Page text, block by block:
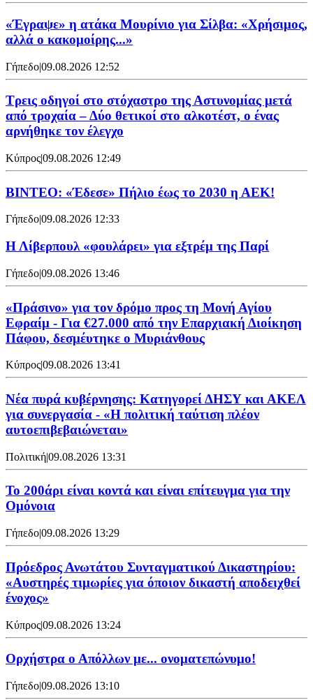
«Έγραψε» η ατάκα Μουρίνιο για Σίλβα: «Χρήσιμος,
αλλά ο κακομοίρης...»
Γήπεδο|09.08.2026 12:52
Τρεις οδηγοί στο στόχαστρο της Αστυνομίας μετά
από τροχαία – Δύο θετικοί στο αλκοτέστ, ο ένας
αρνήθηκε τον έλεγχο
Κύπρος|09.08.2026 12:49
ΒΙΝΤΕΟ: «Έδεσε» Πήλιο έως το 2030 η ΑΕΚ!
Γήπεδο|09.08.2026 12:33
Η Λίβερπουλ «φουλάρει» για εξτρέμ της Παρί
Γήπεδο|09.08.2026 13:46
«Πράσινο» για τον δρόμο προς τη Μονή Αγίου
Εφραίμ - Για €27.000 από την Επαρχιακή Διοίκηση
Πάφου, δεσμέυτηκε ο Μυριάνθους
Κύπρος|09.08.2026 13:41
Νέα πυρά κυβέρνησης: Κατηγορεί ΔΗΣΥ και ΑΚΕΛ
για συνεργασία - «Η πολιτική ταύτιση πλέον
αυτοεπιβεβαιώνεται»
Πολιτική|09.08.2026 13:31
Το 200άρι είναι κοντά και είναι επίτευγμα για την
Ομόνοια
Γήπεδο|09.08.2026 13:29
Πρόεδρος Ανωτάτου Συνταγματικού Δικαστηρίου:
«Αυστηρές τιμωρίες για όποιον δικαστή αποδειχθεί
ένοχος»
Κύπρος|09.08.2026 13:24
Ορχήστρα o Aπόλλων με... ονοματεπώνυμο!
Γήπεδο|09.08.2026 13:10